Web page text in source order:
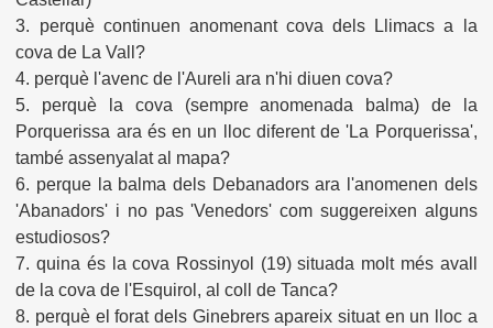
3. perquè continuen anomenant cova dels Llimacs a la
cova de La Vall?
4. perquè l'avenc de l'Aureli ara n'hi diuen cova?
5. perquè la cova (sempre anomenada balma) de la
Porquerissa ara és en un lloc diferent de 'La Porquerissa',
també assenyalat al mapa?
6. perque la balma dels Debanadors ara l'anomenen dels
'Abanadors' i no pas 'Venedors' com suggereixen alguns
estudiosos?
7. quina és la cova Rossinyol (19) situada molt més avall
de la cova de l'Esquirol, al coll de Tanca?
8. perquè el forat dels Ginebrers apareix situat en un lloc a